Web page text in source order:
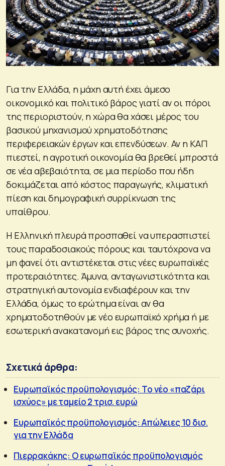
Για την Ελλάδα, η μάχη αυτή έχει άμεσο
οικονομικό και πολιτικό βάρος γιατί αν οι πόροι
της περιοριστούν, η χώρα θα χάσει μέρος του
βασικού μηχανισμού χρηματοδότησης
περιφερειακών έργων και επενδύσεων. Αν η ΚΑΠ
πιεστεί, η αγροτική οικονομία θα βρεθεί μπροστά
σε νέα αβεβαιότητα, σε μια περίοδο που ήδη
δοκιμάζεται από κόστος παραγωγής, κλιματική
πίεση και δημογραφική συρρίκνωση της
υπαίθρου.
Η Ελληνική πλευρά προσπαθεί να υπερασπιστεί
τους παραδοσιακούς πόρους και ταυτόχρονα να
μη φανεί ότι αντιστέκεται στις νέες ευρωπαϊκές
προτεραιότητες. Άμυνα, ανταγωνιστικότητα και
στρατηγική αυτονομία ενδιαφέρουν και την
Ελλάδα, όμως το ερώτημα είναι αν θα
χρηματοδοτηθούν με νέο ευρωπαϊκό χρήμα ή με
εσωτερική ανακατανομή εις βάρος της συνοχής.
Σχετικά άρθρα:
Ευρωπαϊκός προϋπολογισμός: Το νέο «παζάρι
ισχύος» με ταμείο 2 τρισ. ευρώ
Ευρωπαϊκός προϋπολογισμός: Απώλειες 10 δισ.
για την Ελλάδα
Πιερρακάκης: Ο ευρωπαϊκός προϋπολογισμός